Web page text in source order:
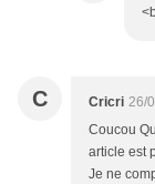
C Cricri 26/
Coucou
article est
Je ne